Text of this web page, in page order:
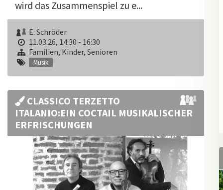
wird das Zusammenspiel zu e...
E. Schröder
11.03.26, 14:30 - 16:30
Familien, Kinder, Senioren
Musik
CLASSICO TERZETTO
ITALANIO:EIN COCTAIL MUSIKALISCHER
ERFRISCHUNGEN